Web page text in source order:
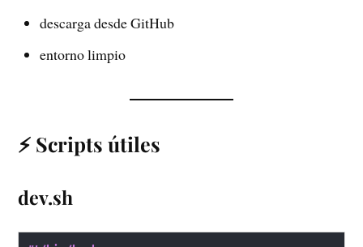
descarga desde GitHub
entorno limpio
⚡ Scripts útiles
dev.sh